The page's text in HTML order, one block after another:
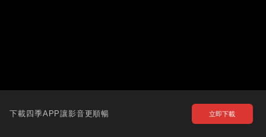
下載四季APP讓影音更順暢 立即下載